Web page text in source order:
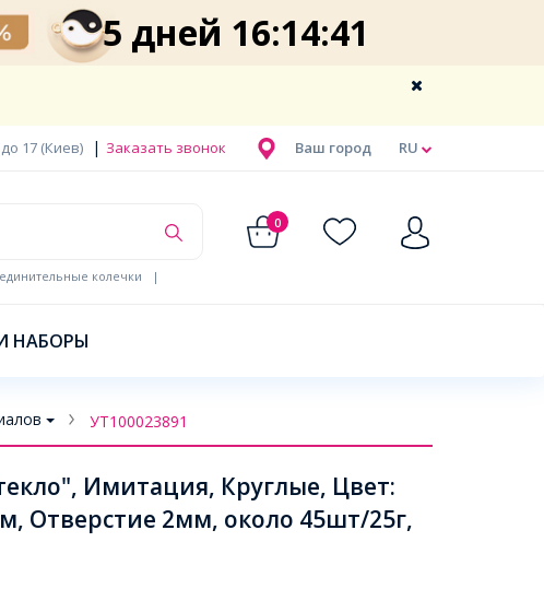
5 дней 16:14:41
RU
Ваш город
до 17 (Киев) | Заказать звонок
0
колечки
|
НАБОРЫ
УТ100023891
Имитация, Круглые, Цвет:
Отверстие 2мм, около 45шт/25г,